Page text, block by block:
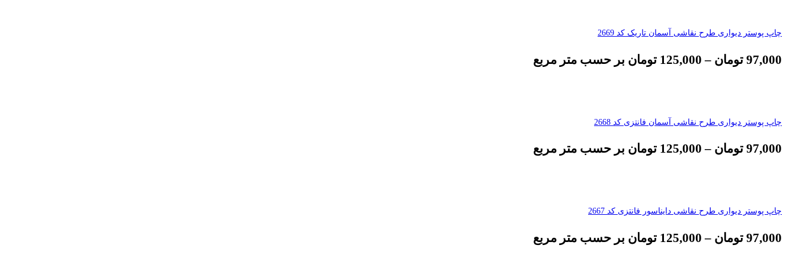
چاپ پوستر دیواری طرح نقاشی آسمان تاریک کد 2669
97,000 تومان –
125,000 تومان بر حسب متر مربع
چاپ پوستر دیواری طرح نقاشی آسمان فانتزی کد 2668
97,000 تومان –
125,000 تومان بر حسب متر مربع
چاپ پوستر دیواری طرح نقاشی دایناسور فانتزی کد 2667
97,000 تومان –
125,000 تومان بر حسب متر مربع